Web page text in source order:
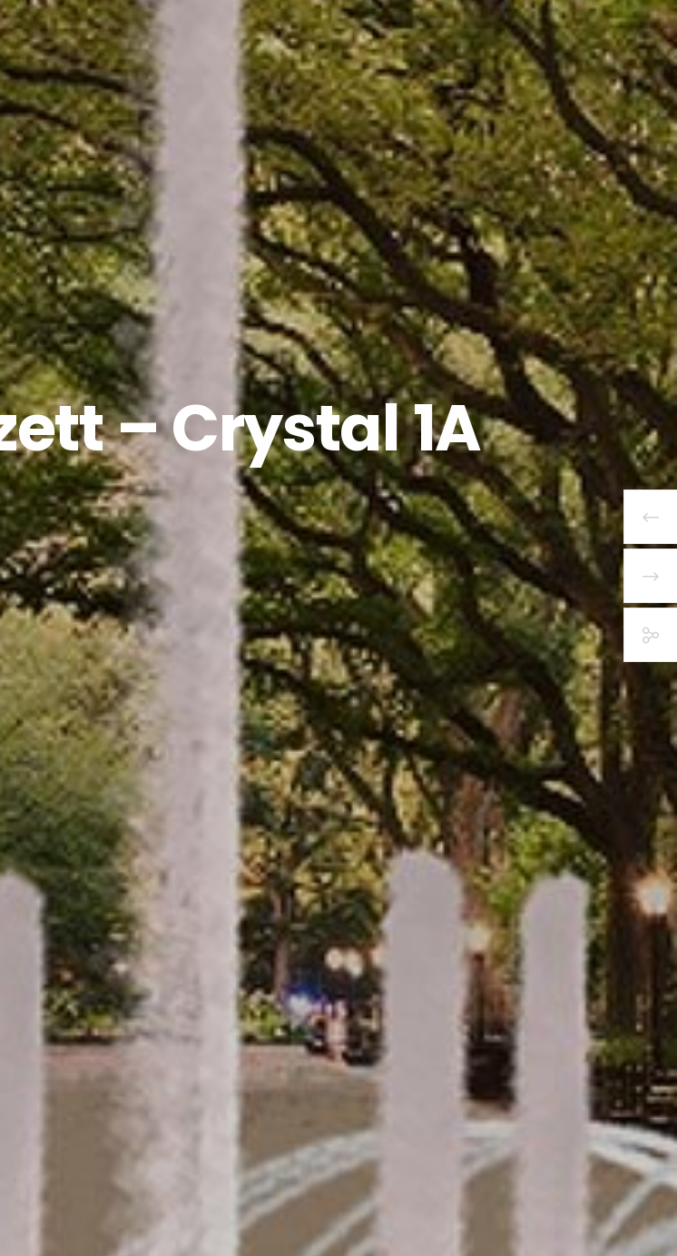
– Crystal 1A